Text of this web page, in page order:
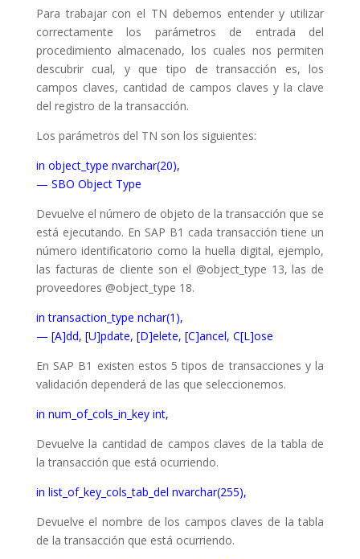
Para trabajar con el TN debemos entender y utilizar
correctamente los parámetros de entrada del
procedimiento almacenado, los cuales nos permiten
descubrir cual, y que tipo de transacción es, los
campos claves, cantidad de campos claves y la clave
del registro de la transacción.
Los parámetros del TN son los siguientes:
in object_type nvarchar(20),
— SBO Object Type
Devuelve el número de objeto de la transacción que se
está ejecutando. En SAP B1 cada transacción tiene un
número identificatorio como la huella digital, ejemplo,
las facturas de cliente son el @object_type 13, las de
proveedores @object_type 18.
in transaction_type nchar(1),
— [A]dd, [U]pdate, [D]elete, [C]ancel, C[L]ose
En SAP B1 existen estos 5 tipos de transacciones y la
validación dependerá de las que seleccionemos.
in num_of_cols_in_key int,
Devuelve la cantidad de campos claves de la tabla de
la transacción que está ocurriendo.
in list_of_key_cols_tab_del nvarchar(255),
Devuelve el nombre de los campos claves de la tabla
de la transacción que está ocurriendo.